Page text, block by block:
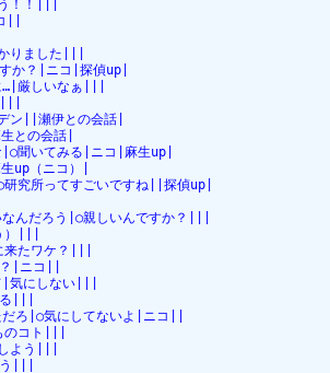
！！|||
||
りました|||
か？|ニコ|探偵up|
…|厳しいなぁ|||
|||
ン||瀬伊との会話|
との会話|
|○聞いてみる|ニコ|麻生up|
up（ニコ）|
研究所ってすごいですね||探偵up|
なんだろう|○親しいんですか？|||
）|||
来たワケ？|||
|ニコ||
|気にしない|||
る|||
だろ|○気にしてないよ|ニコ||
のコト|||
よう|||
う|||